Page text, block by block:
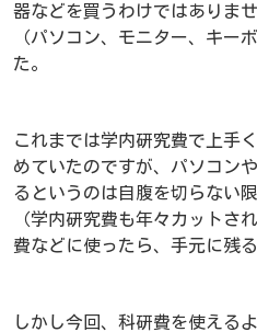
器などを買うわけではありま
（パソコン、モニター、キー
た。
これまでは学内研究費で上手
めていたのですが、パソコン
るというのは自腹を切らない
（学内研究費も年々カットさ
費などに使ったら、手元に残
しかし今回、科研費を使える